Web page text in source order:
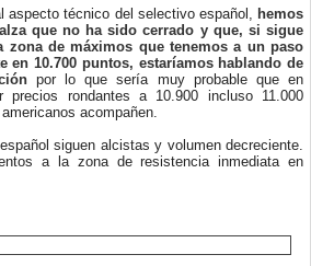
técnico del selectivo español, hemos
que no ha sido cerrado y que, si sigue
de máximos que tenemos a un paso
en 10.700 puntos, estaríamos hablando de
por lo que sería muy probable que en
precios rondantes a 10.900 incluso 11.000
acompañen.
siguen alcistas y volumen decreciente.
a la zona de resistencia inmediata en